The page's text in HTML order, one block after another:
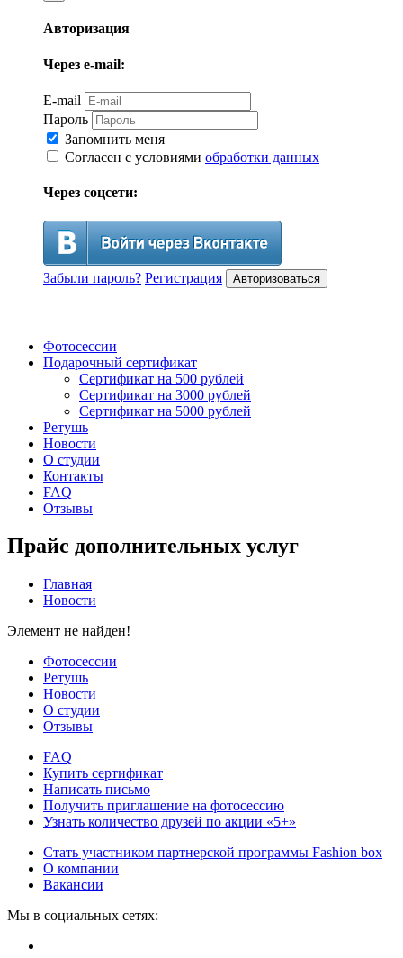
Авторизация
Через e-mail:
E-mail
Пароль
Запомнить меня
Согласен с условиями обработки данных
Через соцсети:
Забыли пароль? Регистрация Авторизоваться
Фотосессии
Подарочный сертификат
Сертификат на 500 рублей
Сертификат на 3000 рублей
Сертификат на 5000 рублей
Ретушь
Новости
О студии
Контакты
FAQ
Отзывы
Прайс дополнительных услуг
Главная
Новости
Элемент не найден!
Фотосессии
Ретушь
Новости
О студии
Отзывы
FAQ
Купить сертификат
Написать письмо
Получить приглашение на фотосессию
Узнать количество друзей по акции «5+»
Стать участником партнерской программы Fashion box
О компании
Вакансии
Мы в социальных сетях: